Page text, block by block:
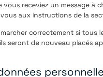
receviez un message à
aux instructions de la
correctement si tous
seront de nouveau placés